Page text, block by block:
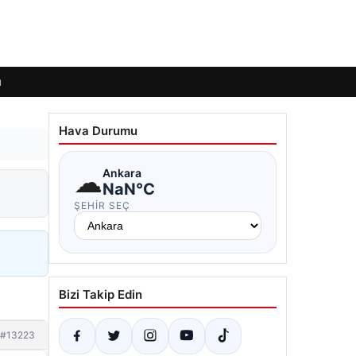
#13223
Hava Durumu
☁Ankara
NaN°C
ŞEHIR SEÇ
Bizi Takip Edin